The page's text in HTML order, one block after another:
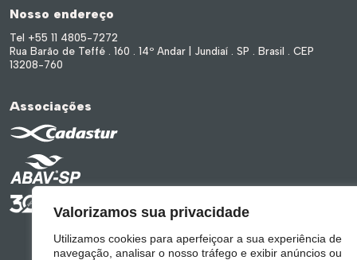
Nosso endereço
Tel +55 11 4805-7272
Rua Barão de Teffé . 160 . 14º Andar | Jundiaí . SP . Brasil . CEP
13208-760
Associações
Valorizamos sua privacidade
Utilizamos cookies para aperfeiçoar a sua experiência de
navegação, analisar o nosso tráfego e exibir anúncios ou